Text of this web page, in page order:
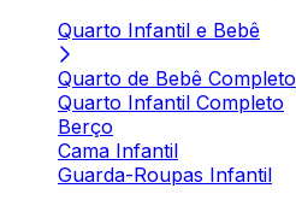
Quarto Infantil e Bebê
Quarto de Bebê Completo
Quarto Infantil Completo
Berço
Cama Infantil
Guarda-Roupas Infantil